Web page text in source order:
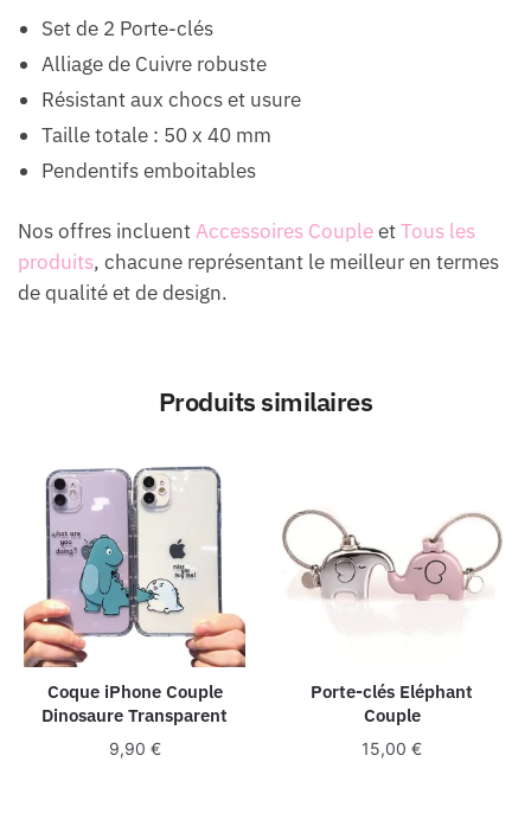
Set de 2 Porte-clés
Alliage de Cuivre robuste
Résistant aux chocs et usure
Taille totale : 50 x 40 mm
Pendentifs emboitables
Nos offres incluentAccessoires CoupleetTous les
produits, chacune représentant le meilleur en termes
de qualité et de design.
Produits similaires
Coque iPhone Couple
Dinosaure Transparent
9,90 €
Porte-clés Eléphant
Couple
15,00€